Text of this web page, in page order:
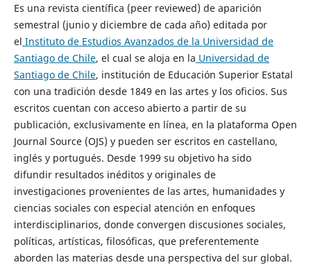
Es una revista científica (peer reviewed) de aparición
semestral (junio y diciembre de cada año) editada por
el Instituto de Estudios Avanzados de la Universidad de
Santiago de Chile, el cual se aloja en la Universidad de
Santiago de Chile, institución de Educación Superior Estatal
con una tradición desde 1849 en las artes y los oficios. Sus
escritos cuentan con acceso abierto a partir de su
publicación, exclusivamente en línea, en la plataforma Open
Journal Source (OJS) y pueden ser escritos en castellano,
inglés y portugués. Desde 1999 su objetivo ha sido
difundir resultados inéditos y originales de
investigaciones provenientes de las artes, humanidades y
ciencias sociales con especial atención en enfoques
interdisciplinarios, donde convergen discusiones sociales,
políticas, artísticas, filosóficas, que preferentemente
aborden las materias desde una perspectiva del sur global.